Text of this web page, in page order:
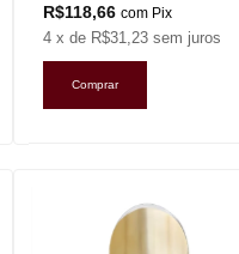
R$118,66com Pix
4 x de R$31,23 sem juros
Comprar